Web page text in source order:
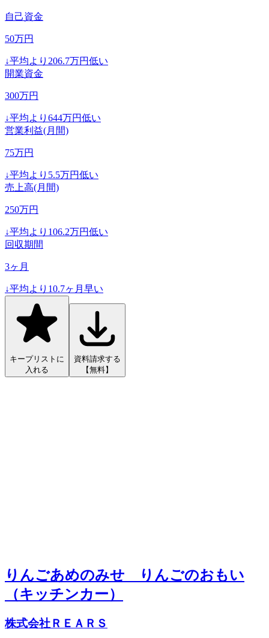
自己資金
50万円
↓平均より 206.7万円低い
開業資金
300万円
↓平均より 644万円低い
営業利益(月間)
75万円
↓平均より 5.5万円低い
売上高(月間)
250万円
↓平均より 106.2万円低い
回収期間
3ヶ月
↓平均より 10.7ヶ月早い
キープリストに
入れる
資料請求する
【無料】
りんごあめのみせ りんごのおもい
（キッチンカー）
株式会社ＲＥＡＲＳ